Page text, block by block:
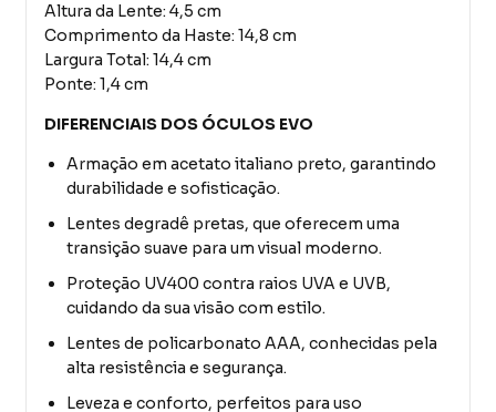
Altura da Lente: 4,5 cm
Comprimento da Haste: 14,8 cm
Largura Total: 14,4 cm
Ponte: 1,4 cm
DIFERENCIAIS DOS ÓCULOS EVO
Armação em acetato italiano preto, garantindo
durabilidade e sofisticação.
Lentes degradê pretas, que oferecem uma
transição suave para um visual moderno.
Proteção UV400 contra raios UVA e UVB,
cuidando da sua visão com estilo.
Lentes de policarbonato AAA, conhecidas pela
alta resistência e segurança.
Leveza e conforto, perfeitos para uso